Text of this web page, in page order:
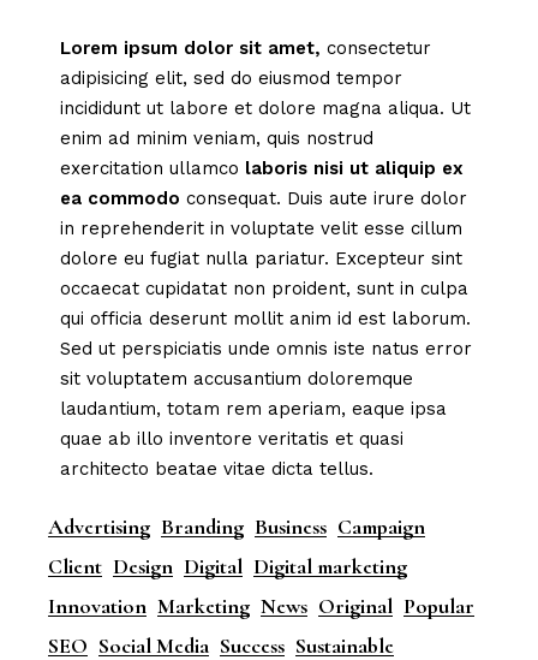
Lorem ipsum dolor sit amet, consectetur
adipisicing elit, sed do eiusmod tempor
incididunt ut labore et dolore magna aliqua. Ut
enim ad minim veniam, quis nostrud
exercitation ullamco laboris nisi ut aliquip ex
ea commodo consequat. Duis aute irure dolor
in reprehenderit in voluptate velit esse cillum
dolore eu fugiat nulla pariatur. Excepteur sint
occaecat cupidatat non proident, sunt in culpa
qui officia deserunt mollit anim id est laborum.
Sed ut perspiciatis unde omnis iste natus error
sit voluptatem accusantium doloremque
laudantium, totam rem aperiam, eaque ipsa
quae ab illo inventore veritatis et quasi
architecto beatae vitae dicta tellus.
Advertising Branding Business Campaign
Client Design Digital Digital marketing
Innovation Marketing News Original Popular
SEO Social Media Success Sustainable